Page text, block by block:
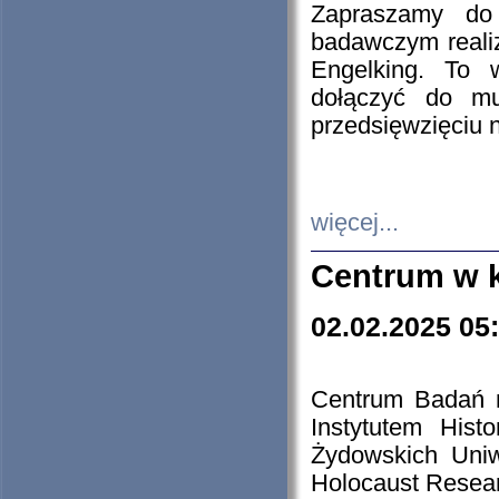
Zapraszamy
badawczym
Engelking. To
dołączyć do
przedsięwzięciu
więcej...
Centrum w
02.02.2025
Centrum Badań
Instytutem
Żydowskich
Holocaust